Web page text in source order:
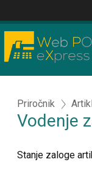
Priročnik
Vodenje
Stanje zaloge